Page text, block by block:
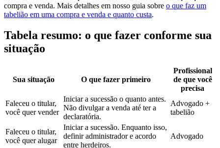
compra e venda. Mais detalhes em nosso guia sobre o que faz um
tabelião em uma compra e venda e quanto custa.
Tabela resumo: o que fazer conforme sua
situação
Sua situação O que fazer primeiro
Profissional
de que você
precisa
Faleceu o titular,
você quer vender
Iniciar a sucessão o quanto antes.
Não divulgar a venda até ter a
declaratória.
Advogado +
tabelião
Faleceu o titular,
você quer alugar
Iniciar a sucessão. Enquanto isso,
definir administrador e acordo
entre herdeiros.
Advogado